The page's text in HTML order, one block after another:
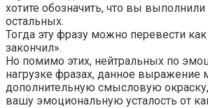
хотите обозначить, что вы
остальных.
Тогда эту фразу можно перевести как
закончил».
Но помимо этих, нейтральных по
нагрузке фразах, данное выражение
дополнительную смысловую
вашу эмоциональную усталость от